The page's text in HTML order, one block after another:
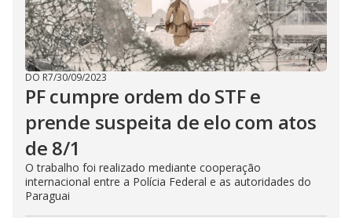
DO R7/30/09/2023
PF cumpre ordem do STF e
prende suspeita de elo com atos
de 8/1
O trabalho foi realizado mediante cooperação
internacional entre a Polícia Federal e as autoridades do
Paraguai